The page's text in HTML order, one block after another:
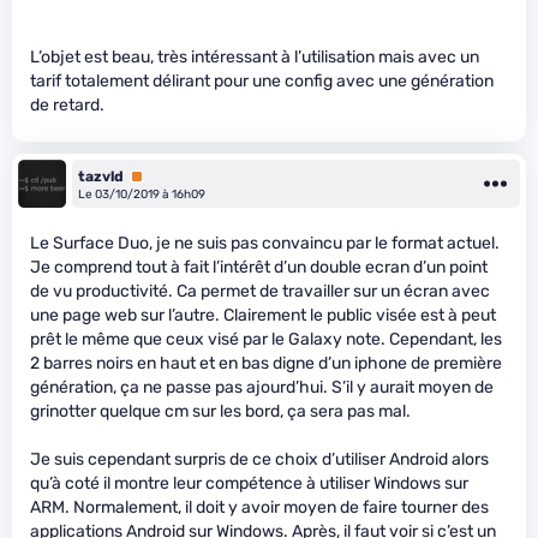
L’objet est beau, très intéressant à l’utilisation mais avec un
tarif totalement délirant pour une config avec une génération
de retard.
tazvld
Premium
Le 03/10/2019 à 16h09
Le Surface Duo, je ne suis pas convaincu par le format actuel.
Je comprend tout à fait l’intérêt d’un double ecran d’un point
de vu productivité. Ca permet de travailler sur un écran avec
une page web sur l’autre. Clairement le public visée est à peut
prêt le même que ceux visé par le Galaxy note. Cependant, les
2 barres noirs en haut et en bas digne d’un iphone de première
génération, ça ne passe pas ajourd’hui. S’il y aurait moyen de
grinotter quelque cm sur les bord, ça sera pas mal.
Je suis cependant surpris de ce choix d’utiliser Android alors
qu’à coté il montre leur compétence à utiliser Windows sur
ARM. Normalement, il doit y avoir moyen de faire tourner des
applications Android sur Windows. Après, il faut voir si c’est un